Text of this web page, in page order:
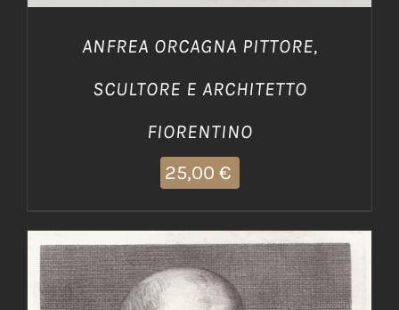
ANFREA ORCAGNA PITTORE,
SCULTORE E ARCHITETTO
FIORENTINO
25,00 €